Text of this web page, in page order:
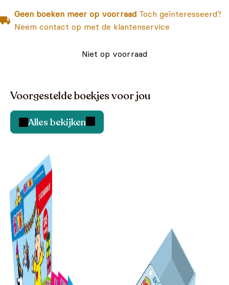
Geen boeken meer op voorraad Toch geïnteresseerd?
Neem contact op met de klantenservice
Niet op voorraad
Voorgestelde boekjes voor jou
Alles bekijken